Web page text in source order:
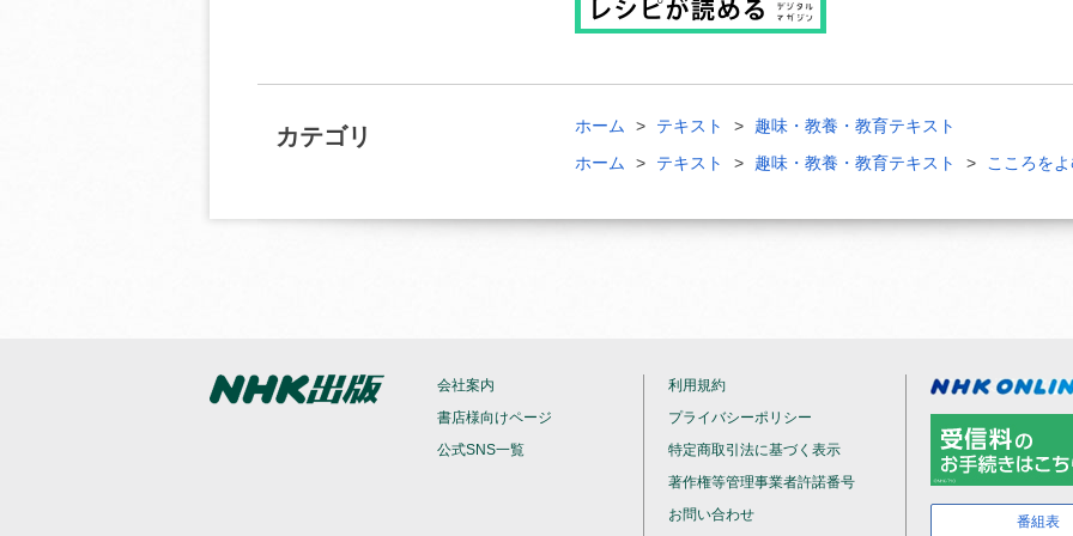
カテゴリ ホーム テキスト
趣味・教養・教育テキスト
ホーム
テキスト 趣味・教養・教育テキスト こころを
会社案内
書店様向けページ
公式SNS一覧
利用規約
プライバシーポリシー
特定商取引法に基づく表示
著作権等管理事業者許諾番号
お問い合わせ
番組表